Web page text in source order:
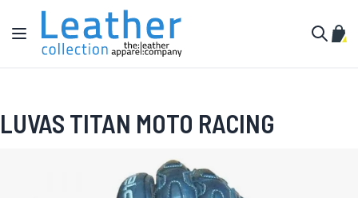
Pular para o conteúdo
Alternar Nav
LUVAS TITAN MOTO RACING